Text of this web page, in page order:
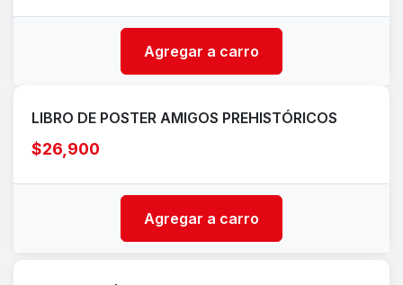
Agregar a carro
LIBRO DE POSTER AMIGOS PREHISTÓRICOS
$26,900
Agregar a carro